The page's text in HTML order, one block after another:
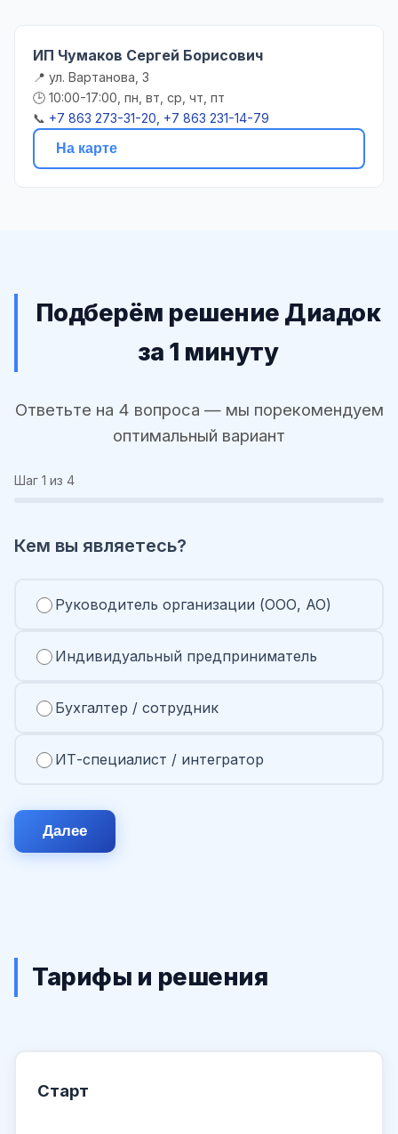
ИП Чумаков Сергей Борисович
📍 ул. Вартанова, 3
🕒 10:00-17:00, пн, вт, ср, чт, пт
📞 +7 863 273-31-20, +7 863 231-14-79
На карте
Подберём решение Диадок
за 1 минуту
Ответьте на 4 вопроса — мы порекомендуем
оптимальный вариант
Шаг 1 из 4
Кем вы являетесь?
Руководитель организации (ООО, АО)
Индивидуальный предприниматель
Бухгалтер / сотрудник
ИТ-специалист / интегратор
Далее
Тарифы и решения
Старт